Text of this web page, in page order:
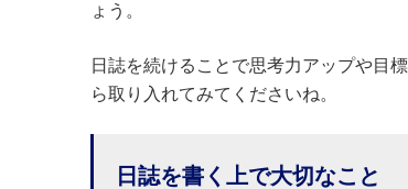
ょう。
日誌を続けることで思考力アップや目
ら取り入れてみてくださいね。
日誌を書く上で大切なこと